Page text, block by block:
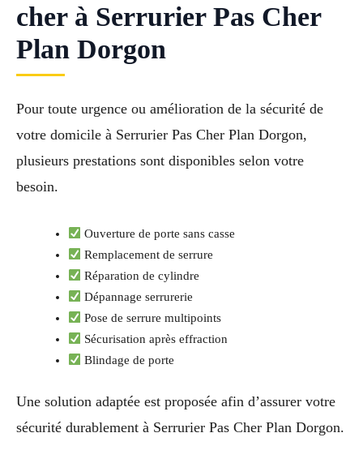
cher à Serrurier Pas Cher
Plan Dorgon
Pour toute urgence ou amélioration de la sécurité de
votre domicile à Serrurier Pas Cher Plan Dorgon,
plusieurs prestations sont disponibles selon votre
besoin.
Ouverture de porte sans casse
Remplacement de serrure
Réparation de cylindre
Dépannage serrurerie
Pose de serrure multipoints
Sécurisation après effraction
Blindage de porte
Une solution adaptée est proposée afin d’assurer votre
sécurité durablement à Serrurier Pas Cher Plan Dorgon.